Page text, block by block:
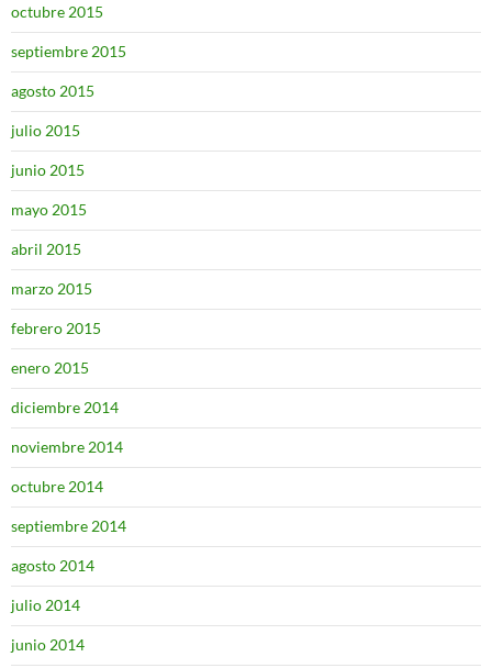
octubre 2015
septiembre 2015
agosto 2015
julio 2015
junio 2015
mayo 2015
abril 2015
marzo 2015
febrero 2015
enero 2015
diciembre 2014
noviembre 2014
octubre 2014
septiembre 2014
agosto 2014
julio 2014
junio 2014